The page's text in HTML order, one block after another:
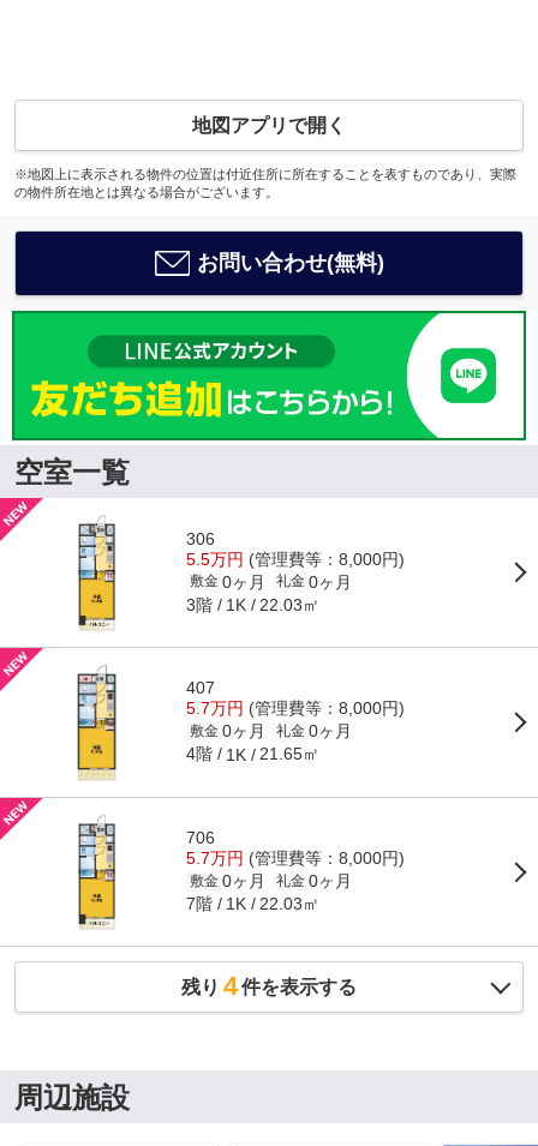
地図アプリで開く
※地図上に表示される物件の位置は付近住所に所在することを表すものであり、実際
の物件所在地とは異なる場合がございます。
お問い合わせ(無料)
空室一覧
306
5.5万円 (管理費等：8,000円)
敷金 0ヶ月 礼金 0ヶ月
3階 1K 22.03㎡
407
5.7万円 (管理費等：8,000円)
敷金 0ヶ月 礼金 0ヶ月
4階 1K 21.65㎡
706
5.7万円 (管理費等：8,000円)
敷金 0ヶ月 礼金 0ヶ月
7階 1K 22.03㎡
残り 4件を表示する
周辺施設